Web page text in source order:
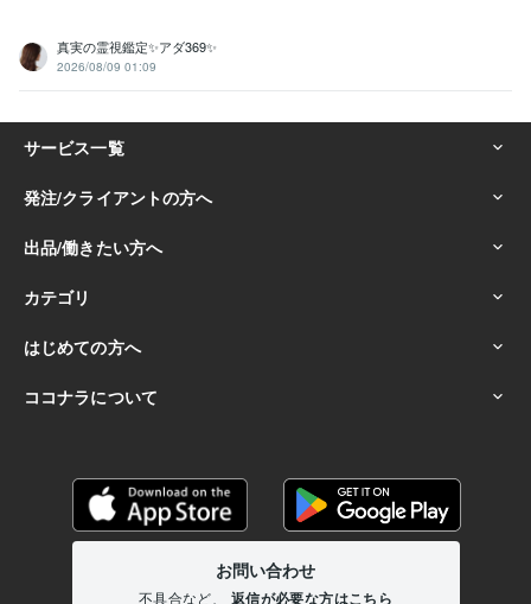
真実の霊視鑑定✨アダ369✨
2026/08/09 01:09